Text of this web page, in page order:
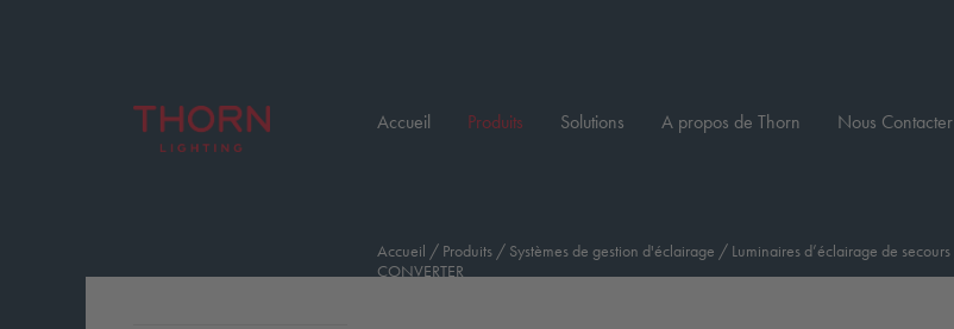
Accueil Produits Solutions A propos de Thorn Nous Contacter
Accueil / Produits / Systèmes de gestion d'éclairage / Luminaires d’éclairage de secours
CONVERTER